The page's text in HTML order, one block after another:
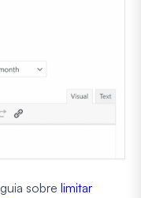
sobre limitar